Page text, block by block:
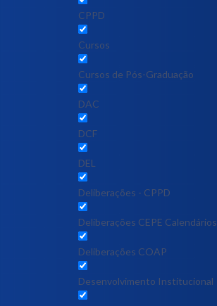
CPPD
Cursos
Cursos de Pós-Graduação
DAC
DCF
DEL
Deliberações - CPPD
Deliberações CEPE Calendários
Deliberações COAP
Desenvolvimento Institucional